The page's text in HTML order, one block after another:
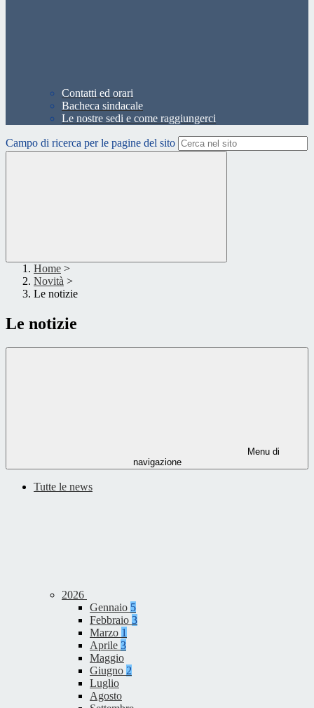
Contatti ed orari
Bacheca sindacale
Le nostre sedi e come raggiungerci
Campo di ricerca per le pagine del sito
Home >
Novità >
Le notizie
Le notizie
Menu di
navigazione
Tutte le news
2026
Gennaio 5
Febbraio 3
Marzo 1
Aprile 3
Maggio
Giugno 2
Luglio
Agosto